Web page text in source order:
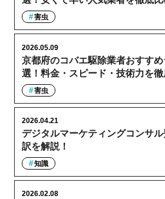
害虫
京都府のコバエ駆除業者おすす
選！料金・スピード・技術力を
2026.05.09
害虫
デジタルマーケティングコンサ
訳を解説！
2026.04.21
知識
2026.02.08